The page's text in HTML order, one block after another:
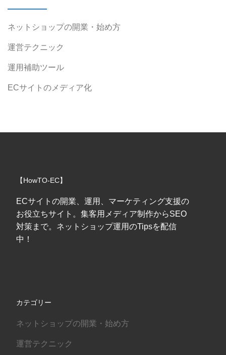
ネットショップの開業・始め方
運営テクニック
運用補助ツール
ECサイトのメディア化
【HowTO-EC】
ECサイトの開業、運用、マーケティング支援の
お役立ちサイト。集客用メディア制作からSEO
対策まで。ネットショップ運用のTipsを配信
中！
カテゴリー
ネットショップの開業・始め方
運営テクニック